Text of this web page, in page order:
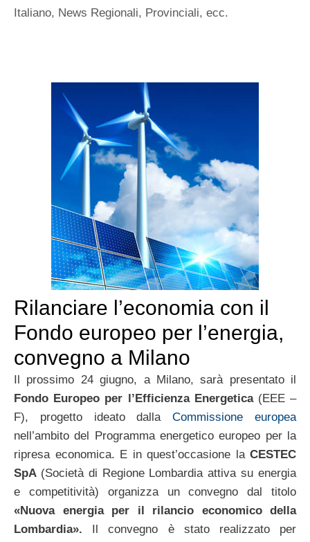
Italiano, News Regionali, Provinciali, ecc.
Rilanciare l’economia con il
Fondo europeo per l’energia,
convegno a Milano
Il prossimo 24 giugno, a Milano, sarà presentato il
Fondo Europeo per l’Efficienza Energetica (EEE –
F), progetto ideato dallaCommissione europea
nell’ambito del Programma energetico europeo per la
ripresa economica. E in quest’occasione laCESTEC
SpA (Società di Regione Lombardia attiva su energia
e competitività) organizza un convegno dal titolo
«Nuova energia per il rilancio economico della
Lombardia». Il convegno è stato realizzato per